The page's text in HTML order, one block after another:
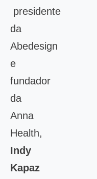
presidente
da
Abedesign
e
fundador
da
Anna
Health,
Indy
Kapaz